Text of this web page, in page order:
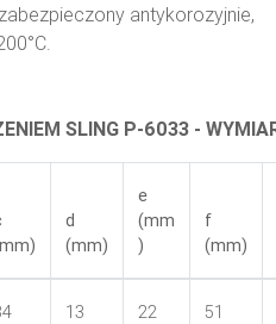
antykorozyjnie,
SLING P-6033 -
d
(mm)
e
(mm
)
f
(mm)
13 22 51